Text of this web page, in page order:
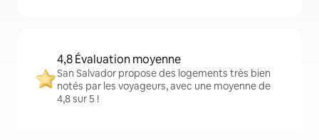
4,8 Évaluation moyenne
San Salvador propose des logements très bien
notés par les voyageurs, avec une moyenne de
4,8 sur 5 !